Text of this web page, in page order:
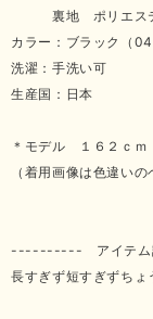
裏地 ポリエステ
カラー：ブラック（
洗濯：手洗い可
生産国：日本
＊モデル １６２ｃｍ
（着用画像は色違い
---------- アイテ
長すぎず短すぎずちょ